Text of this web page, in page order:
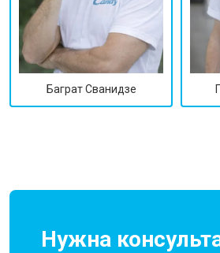
Баграт Сванидзе
Нужна